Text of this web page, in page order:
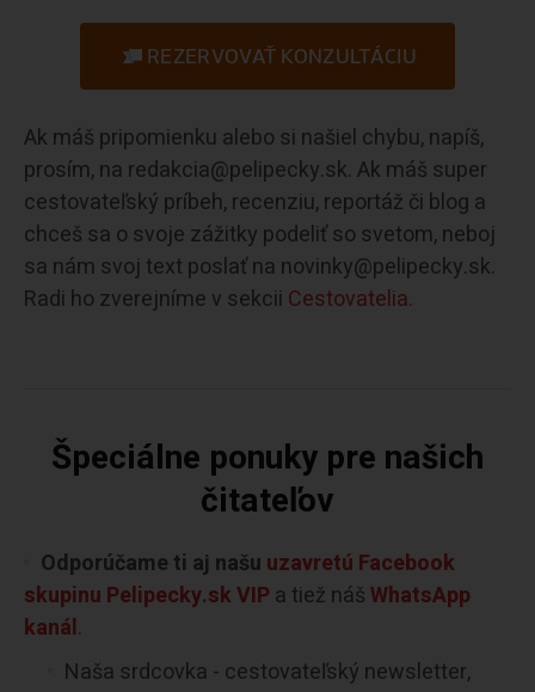
REZERVOVAŤ KONZULTÁCIU
Ak máš pripomienku alebo si našiel chybu, napíš,
prosím, na redakcia@pelipecky.sk. Ak máš super
cestovateľský príbeh, recenziu, reportáž či blog a
chceš sa o svoje zážitky podeliť so svetom, neboj
sa nám svoj text poslať na novinky@pelipecky.sk.
Radi ho zverejníme v sekcii Cestovatelia.
Špeciálne ponuky pre našich
čitateľov
Odporúčame ti aj našu uzavretú Facebook
skupinu Pelipecky.sk VIP a tiež nášWhatsApp
kanál.
Naša srdcovka - cestovateľský newsletter,